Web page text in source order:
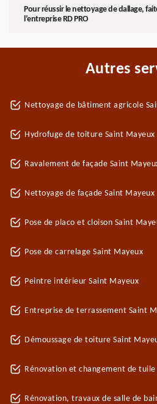
Pour réussir le nettoyage de dallage,
l’entreprise RD PRO
Autres
Nettoyage de bâtiment agricole
Hydrofuge de toiture Saint Mayeux
Ravalement de façade Saint
Nettoyage de façade Saint Mayeux
Pose de placo et cloison Saint
Pose de carrelage Saint Mayeux
Peintre intérieur Saint Mayeux
Entreprise de terrassement Saint
Démoussage de toiture Saint
Rénovation et changement de
Rénovation, travaux de salle de